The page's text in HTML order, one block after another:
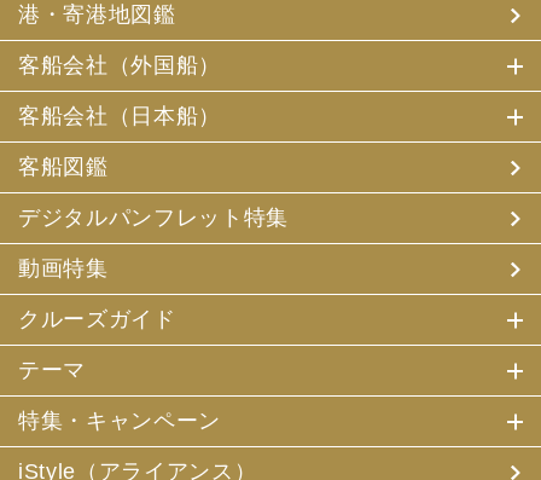
て運送・宿泊機関等（主要な運送・宿泊機関等について契
約書面に記載されています）の提供する旅行サービスの手
配及びそれらのサービスの受領のための手続、また旅行代
きます。
その他、当社は、
(1) 当社及び当社の提携する企業の商品やサービス、キャ
ンペーンのご案内
(2) 旅行参加後のご意見やご感想の提供のお願い
(3) アンケートのお願い
(4) 特典サービスの提供
(5) 統計資料の作成
にお客様の個人情報を利用させていただくことがありま
す。
個人情報について、本人確認、本人との連絡その他、採
す。
3. お客様個人情報の第三者への提供
港・寄港地図鑑
客船会社（外国船）
客船会社（日本船）
客船図鑑
デジタルパンフレット特集
動画特集
クルーズガイド
テーマ
特集・キャンペーン
iStyle（アライアンス）